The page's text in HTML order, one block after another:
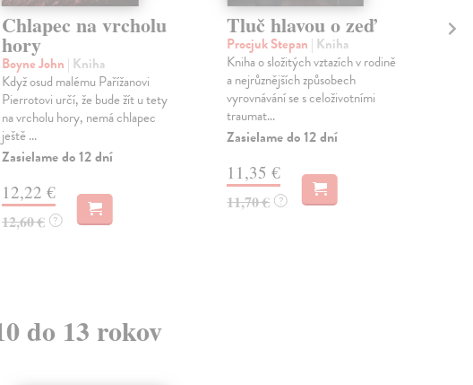
Chlapec na vrcholu
hory
Boyne John | Kniha
Když osud malému Pařížanovi
Pierrotovi určí, že bude žít u tety
na vrcholu hory, nemá chlapec
ještě ...
Zasielame do 12 dní
12,22 €
12,60 € ?
Tluč hlavou o zeď
Procjuk Stepan | Kniha
Kniha o složitých vztazích v rodině
a nejrůznějších způsobech
vyrovnávání se s celoživotními
traumat...
Zasielame do 12 dní
11,35 €
11,70 € ?
do 13 rokov